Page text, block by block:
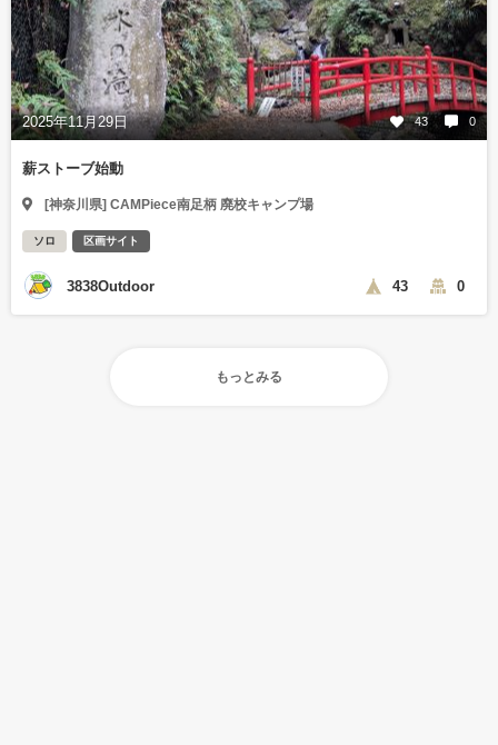
2025年11月29日 43 0
薪ストーブ始動
[神奈川県] CAMPiece南足柄 廃校キャンプ場
ソロ 区画サイト
3838Outdoor 43 0
もっとみる